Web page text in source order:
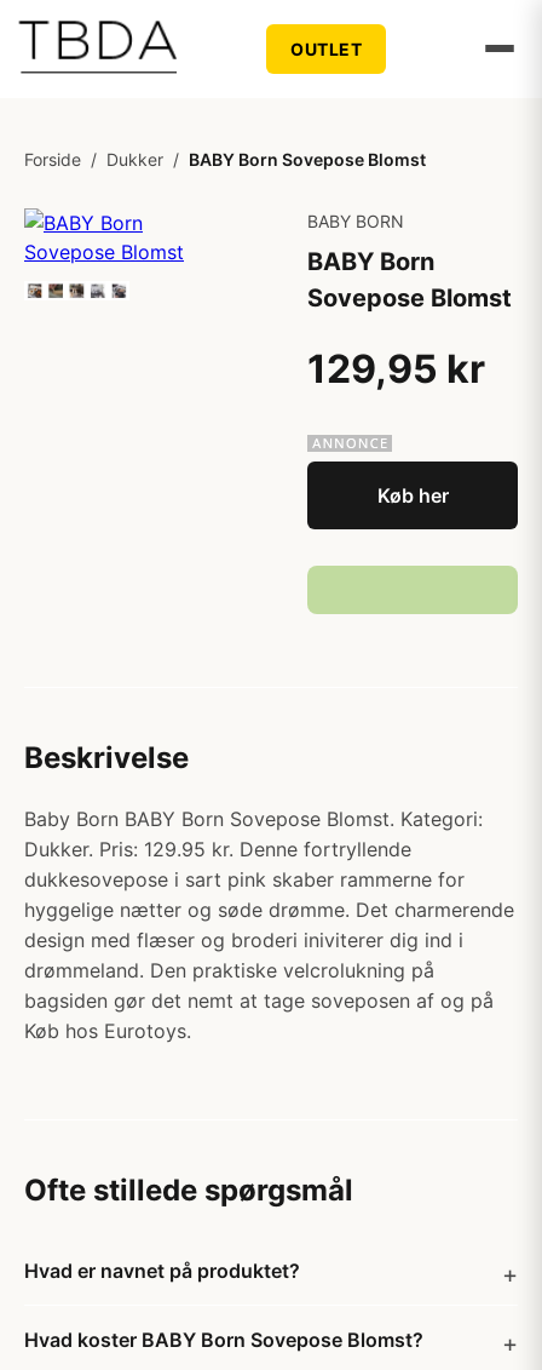
OUTLET
Forside / Dukker / BABY Born Sovepose Blomst
BABY BORN
BABY Born
Sovepose Blomst
129,95 kr
Køb her
Beskrivelse
Baby Born BABY Born Sovepose Blomst. Kategori:
Dukker. Pris: 129.95 kr. Denne fortryllende
dukkesovepose i sart pink skaber rammerne for
hyggelige nætter og søde drømme. Det charmerende
design med flæser og broderi iniviterer dig ind i
drømmeland. Den praktiske velcrolukning på
bagsiden gør det nemt at tage soveposen af og på
Køb hos Eurotoys.
Ofte stillede spørgsmål
Hvad er navnet på produktet?
Hvad koster BABY Born Sovepose Blomst?